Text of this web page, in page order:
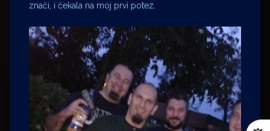
znači, i čekala na moj prvi potez.